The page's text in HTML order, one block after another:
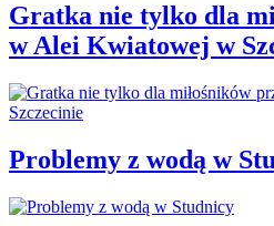
Gratka nie tylko dla
w Alei Kwiatowej w
Problemy z wodą w